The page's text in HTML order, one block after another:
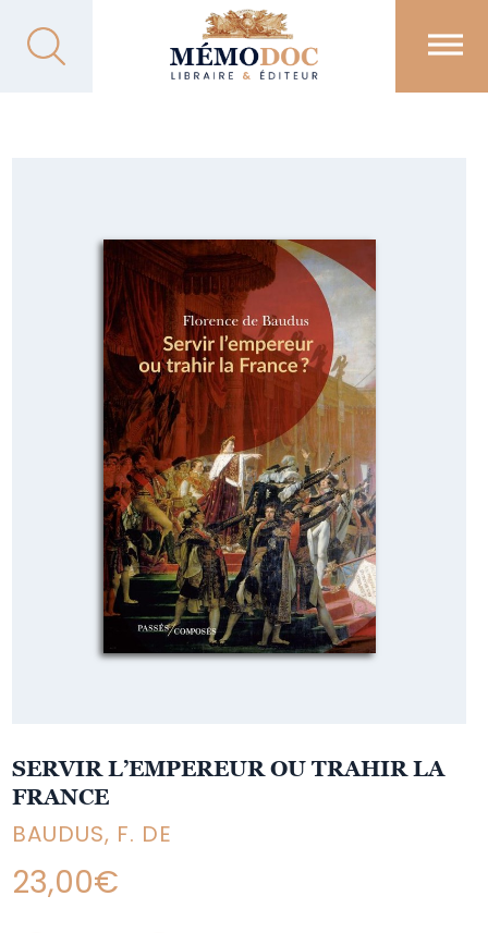
SERVIR L’EMPEREUR OU TRAHIR LA
FRANCE
BAUDUS, F. DE
23,00€